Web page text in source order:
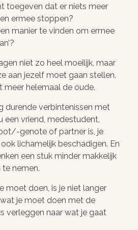
toegeven dat er niets meer
ermee stoppen?
manier te vinden om ermee
niet zo heel moeilijk, maar
aan jezelf moet gaan stellen,
meer helemaal de oude.
durende verbintenissen met
een vriend, medestudent,
genote of partner is, je
lichamelijk beschadigen. En
een stuk minder makkelijk
nemen.
moet doen, is je niet langer
je moet doen met de
verleggen naar wat je gaat